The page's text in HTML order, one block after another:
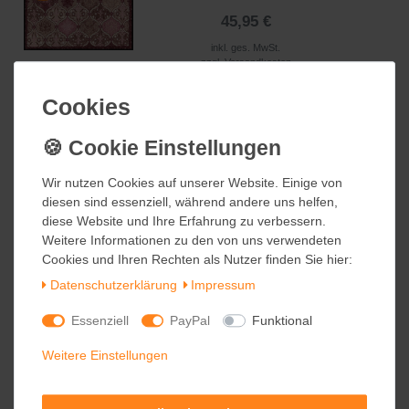
Cookies
Wir nutzen Cookies auf unserer Website. Einige von
diesen sind essenziell, während andere uns helfen,
diese Website und Ihre Erfahrung zu verbessern.
Weitere Informationen zu den von uns verwendeten
Cookies und Ihren Rechten als Nutzer finden Sie hier:
Daten­schutz­erklärung
Impressum
Essenziell PayPal Funktional
Weitere Einstellungen
45,95 €
inkl. ges. MwSt.
zzgl.Versandkosten
Salonloewe HIDDEN JUNGLE
Fußmatte Wohnmatte 50 x 75 cm
47,95 €
inkl. ges. MwSt.
Fußmatte Wohnmatte 50 x 75 cm
Cookies
Wir nutzen Cookies auf unserer Website. Einige von
diesen sind essenziell, während andere uns helfen,
diese Website und Ihre Erfahrung zu verbessern.
Weitere Informationen zu den von uns verwendeten
Cookies und Ihren Rechten als Nutzer finden Sie hier:
Daten­schutz­erklärung
Impressum
Essenziell PayPal Funktional
Weitere Einstellungen